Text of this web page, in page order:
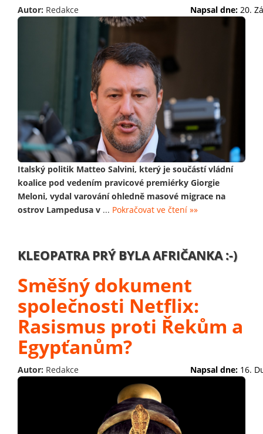
Autor: Redakce Napsal dne: 20.
Italský politik Matteo Salvini, který je součástí vládní
koalice pod vedením pravicové premiérky Giorgie
Meloni, vydal varování ohledně masové migrace na
ostrov Lampedusa v ... Pokračovat ve čtení »»
KLEOPATRA PRÝ BYLA AFRIČANKA :-)
Směšný dokument
společnosti Netflix:
Rasismus proti Řekům a
Egypťanům?
Autor: Redakce Napsal dne: 16.